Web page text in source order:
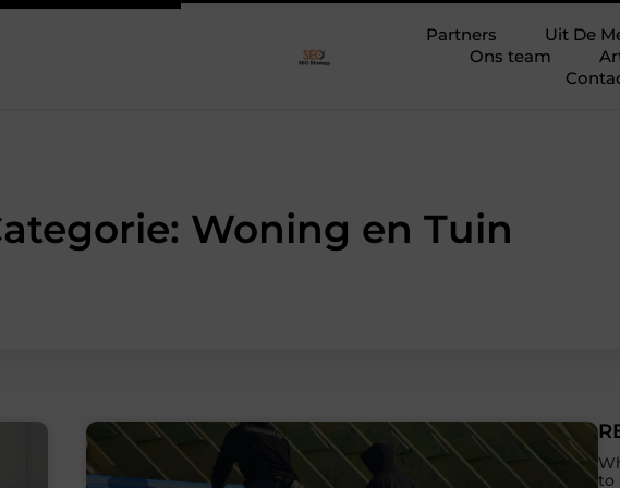
Partners Uit De
Ons team
Woning en Tuin
to